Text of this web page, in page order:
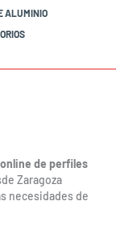
ALUMINIO
de perfiles
Zaragoza
necesidades de